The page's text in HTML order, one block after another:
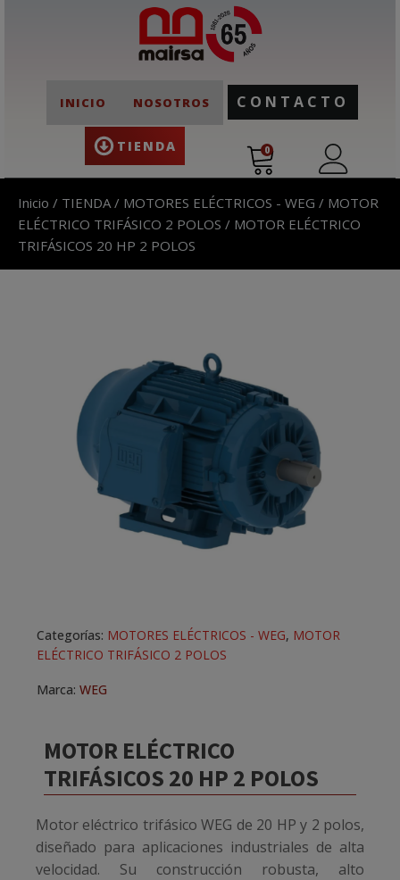
INICIO NOSOTROS
TIENDA
CONTACTO
0
Inicio / TIENDA / MOTORES ELÉCTRICOS - WEG / MOTOR
ELÉCTRICO TRIFÁSICO 2 POLOS / MOTOR ELÉCTRICO
TRIFÁSICOS 20 HP 2 POLOS
MOTOR ELÉCTRICO
TRIFÁSICOS 20 HP 2 POLOS
Motor eléctrico trifásico WEG de 20 HP y 2 polos,
diseñado para aplicaciones industriales de alta
velocidad. Su construcción robusta, alto
Categorías: MOTORES ELÉCTRICOS - WEG, MOTOR
ELÉCTRICO TRIFÁSICO 2 POLOS
Marca: WEG